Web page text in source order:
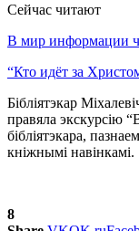
Сейчас читают
В мир информации
“Кто идёт за
Бібліятэкар
правяла экскурсію
бібліятэкара,
кніжнымі навінкамі.
8